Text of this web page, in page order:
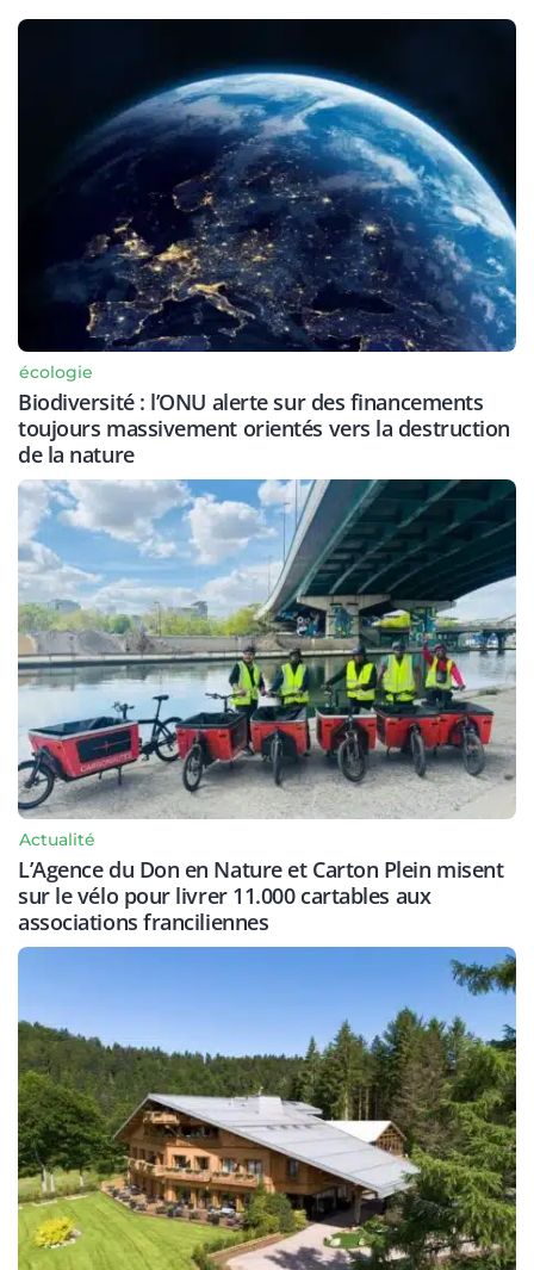
écologie
Biodiversité : l’ONU alerte sur des financements
toujours massivement orientés vers la destruction
de la nature
Actualité
L’Agence du Don en Nature et Carton Plein misent
sur le vélo pour livrer 11.000 cartables aux
associations franciliennes